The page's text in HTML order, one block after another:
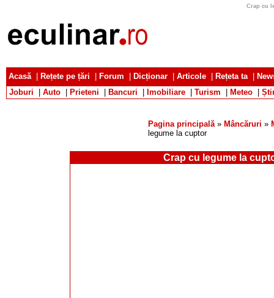
Crap cu
Acasă| Rețete pe țări Forum Dicționar Articole Rețeta ta|
Joburi
Auto Prieteni Bancuri Imobiliare Turism Meteo
Pagina principală» Mâncăruri »
legume la cuptor
Crap cu legume la